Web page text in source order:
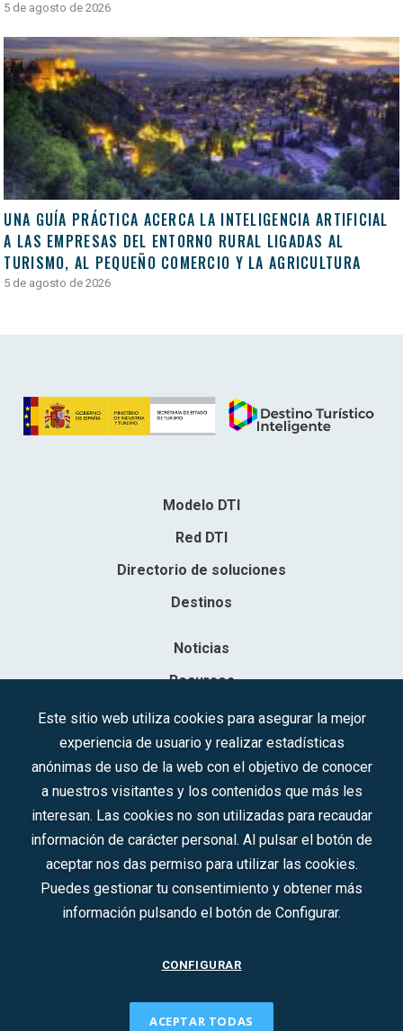
5 de agosto de 2026
UNA GUÍA PRÁCTICA ACERCA LA INTELIGENCIA ARTIFICIAL
A LAS EMPRESAS DEL ENTORNO RURAL LIGADAS AL
TURISMO, AL PEQUEÑO COMERCIO Y LA AGRICULTURA
5 de agosto de 2026
Modelo DTI
Red DTI
Directorio de soluciones
Destinos
Noticias
Recursos
Contacto
Sociedad Mercantil Estatal para la Gestión de la Innovación y las
Síguenos en redes sociales:
CONTACTO
Este sitio web utiliza cookies para asegurar la mejor
experiencia de usuario y realizar estadísticas
anónimas de uso de la web con el objetivo de conocer
a nuestros visitantes y los contenidos que más les
interesan. Las cookies no son utilizadas para recaudar
información de carácter personal. Al pulsar el botón de
aceptar nos das permiso para utilizar las cookies.
Puedes gestionar tu consentimiento y obtener más
información pulsando el botón de Configurar.
CONFIGURAR
ACEPTAR TODAS